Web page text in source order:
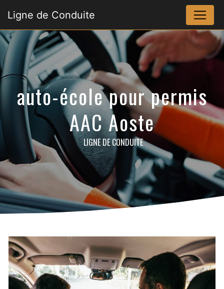
Ligne de Conduite
auto-école pour permis
AAC Aoste
LIGNE DE CONDUITE